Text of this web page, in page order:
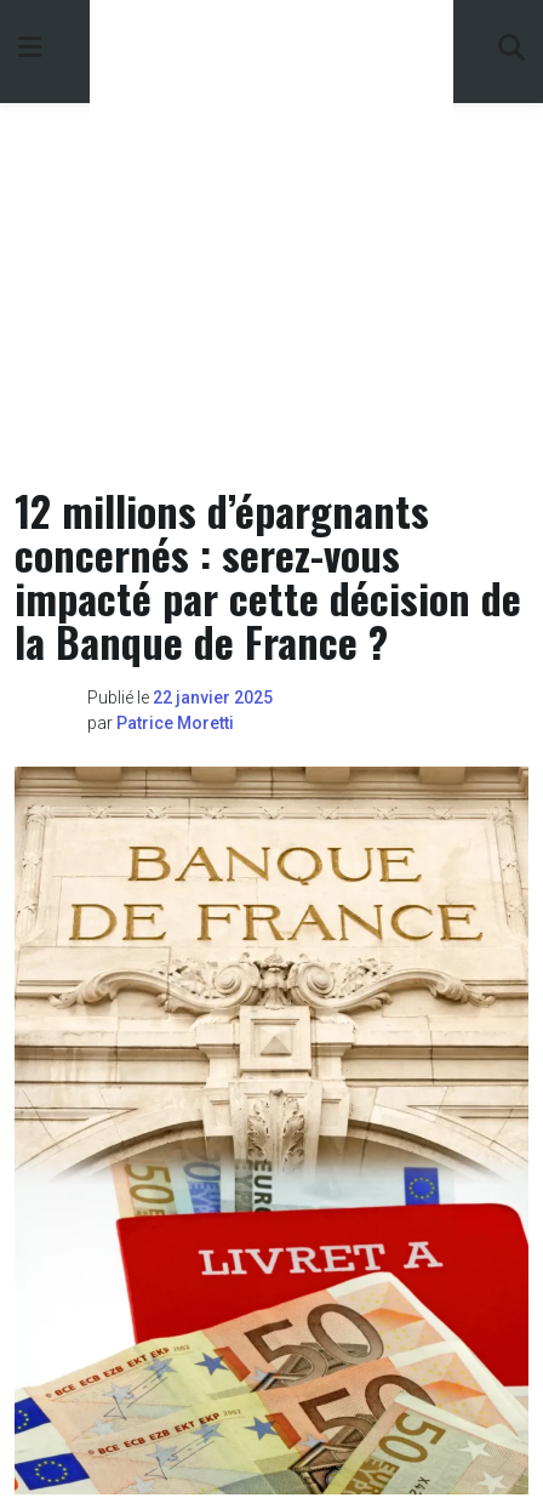
12 millions d’épargnants
concernés : serez-vous
impacté par cette décision de
la Banque de France ?
Publié le 22 janvier 2025
par Patrice Moretti